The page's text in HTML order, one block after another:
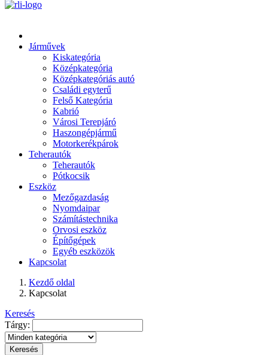
Járművek
Kiskategória
Középkategória
Középkategóriás autó
Családi egyterű
Felső Kategória
Kabrió
Városi Terepjáró
Haszongépjármű
Motorkerékpárok
Teherautók
Teherautók
Pótkocsik
Eszköz
Mezőgazdaság
Nyomdaipar
Számítástechnika
Orvosi eszköz
Építőgépek
Egyéb eszközök
Kapcsolat
Kezdő oldal
Kapcsolat
Keresés
Tárgy:
Keresés